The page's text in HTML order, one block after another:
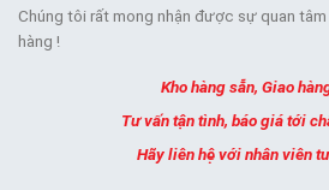
Chúng tôi rất mong nhận được sự quan
hàng !
Kho hàng sẵn, Giao
Tư vấn tận tình, báo giá tới
Hãy liên hệ với nhân viên